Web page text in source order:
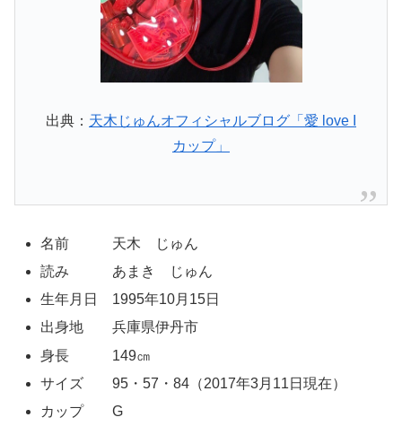
出典： 天木じゅんオフィシャルブログ「愛 love I
カップ」
名前 天木 じゅん
読み あまき じゅん
生年月日 1995年10月15日
出身地 兵庫県伊丹市
身長 149㎝
サイズ 95・57・84（2017年3月11日現在）
カップ G